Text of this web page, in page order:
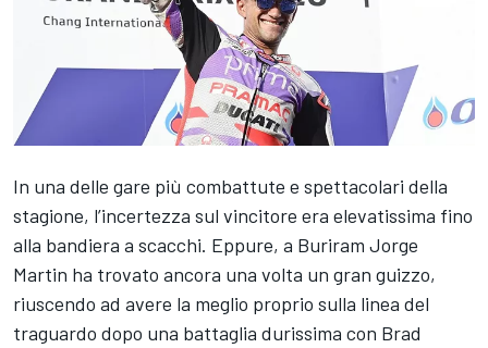
In una delle gare più combattute e spettacolari della
stagione, l’incertezza sul vincitore era elevatissima fino
alla bandiera a scacchi. Eppure, a Buriram Jorge
Martin ha trovato ancora una volta un gran guizzo,
riuscendo ad avere la meglio proprio sulla linea del
traguardo dopo una battaglia durissima con Brad